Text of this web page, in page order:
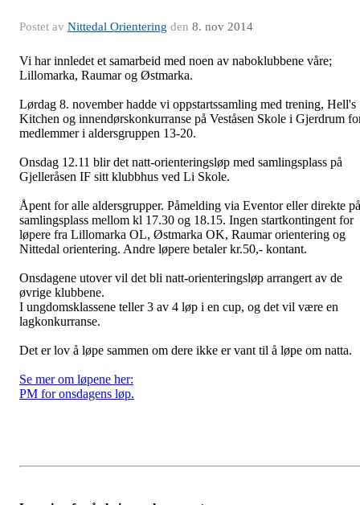
Postet av Nittedal Orientering den 8. nov 2014
Vi har innledet et samarbeid med noen av naboklubbene våre;
Lillomarka, Raumar og Østmarka.
Lørdag 8. november hadde vi oppstartssamling med trening, Hell's
Kitchen og innendørskonkurranse på Veståsen Skole i Gjerdrum
medlemmer i aldersgruppen 13-20.
Onsdag 12.11 blir det natt-orienteringsløp med samlingsplass på
Gjelleråsen IF sitt klubbhus ved Li Skole.
Åpent for alle aldersgrupper. Påmelding via Eventor eller direkte på
samlingsplass mellom kl 17.30 og 18.15. Ingen startkontingent for
løpere fra Lillomarka OL, Østmarka OK, Raumar orientering og
Nittedal orientering. Andre løpere betaler kr.50,- kontant.
Onsdagene utover vil det bli natt-orienteringsløp arrangert av de
øvrige klubbene.
I ungdomsklassene teller 3 av 4 løp i en cup, og det vil være en
lagkonkurranse.
Det er lov å løpe sammen om dere ikke er vant til å løpe om natta.
Se mer om løpene her:
PM for onsdagens løp.